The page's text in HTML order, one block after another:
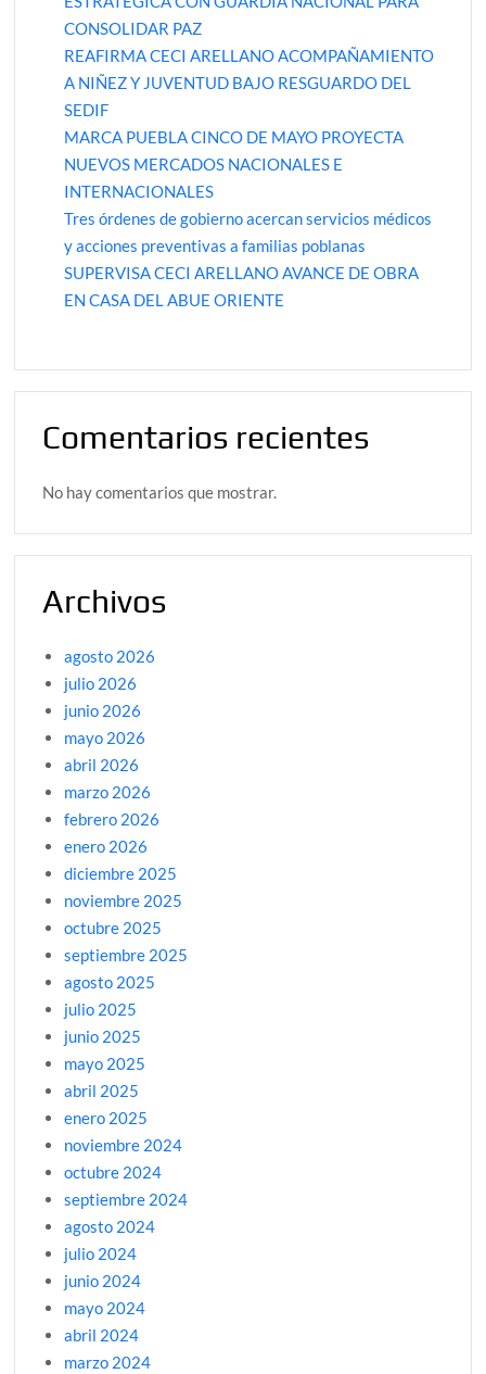
CONSOLIDAR PAZ
REAFIRMA CECI ARELLANO ACOMPAÑAMIENTO
A NIÑEZ Y JUVENTUD BAJO RESGUARDO DEL
SEDIF
MARCA PUEBLA CINCO DE MAYO PROYECTA
NUEVOS MERCADOS NACIONALES E
INTERNACIONALES
Tres órdenes de gobierno acercan servicios médicos
y acciones preventivas a familias poblanas
SUPERVISA CECI ARELLANO AVANCE DE OBRA
EN CASA DEL ABUE ORIENTE
Comentarios recientes
No hay comentarios que mostrar.
Archivos
agosto 2026
julio 2026
junio 2026
mayo 2026
abril 2026
marzo 2026
febrero 2026
enero 2026
diciembre 2025
noviembre 2025
octubre 2025
septiembre 2025
agosto 2025
julio 2025
junio 2025
mayo 2025
abril 2025
enero 2025
noviembre 2024
octubre 2024
septiembre 2024
agosto 2024
julio 2024
junio 2024
mayo 2024
abril 2024
marzo 2024